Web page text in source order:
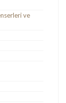
ve